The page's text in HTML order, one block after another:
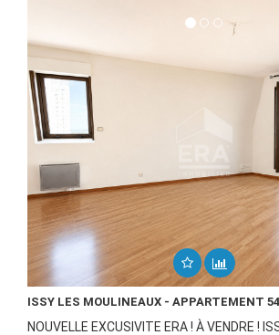
ISSY LES MOULINEAUX - APPARTEMENT
NOUVELLE EXCUSIVITE ERA ! À VENDRE !